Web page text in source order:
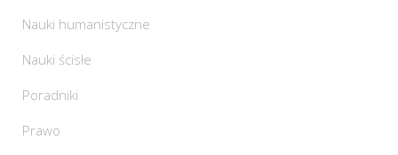
Nauki humanistyczne
Nauki ścisłe
Poradniki
Prawo